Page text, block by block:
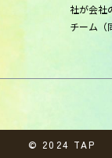
社が会社
チーム（
© 2024 TAP